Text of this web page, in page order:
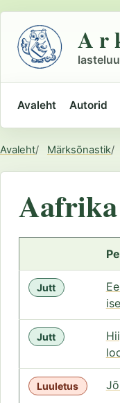
Liigu
põhisisu
juurde
A r
Peamine
navigatsioon
Avaleht Autorid
Avaleht Märksõnastik
Aafrika
Jutt
Jutt
Luuletus